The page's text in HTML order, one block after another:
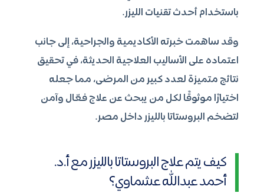
باستخدام أحدث تقنيات الليزر.
وقد ساهمت خبرته الأكاديمية والجراحية، إلى جانب
اعتماده على الأساليب العلاجية الحديثة، في تحقيق
نتائج متميزة لعدد كبير من المرضى، مما جعله
اختيارًا موثوقًا لكل من يبحث عن علاج فعّال وآمن
لتضخم البروستاتا بالليزر داخل مصر.
كيف يتم علاج البروستاتا بالليزر مع أ.د.
أحمد عبدالله عشماوي؟